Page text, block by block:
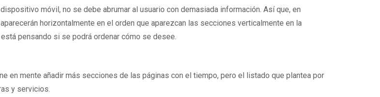
móvil, no se debe abrumar al usuario con demasiada información. Así que, en
horizontalmente en el orden que aparezcan las secciones verticalmente en la
pensando si se podrá ordenar cómo se desee.
en mente añadir más secciones de las páginas con el tiempo, pero el listado que plantea por
y servicios.